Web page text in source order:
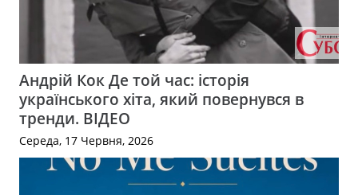
Андрій Кок Де той час: історія
українського хіта, який повернувся в
тренди. ВІДЕО
Середа, 17 Червня, 2026